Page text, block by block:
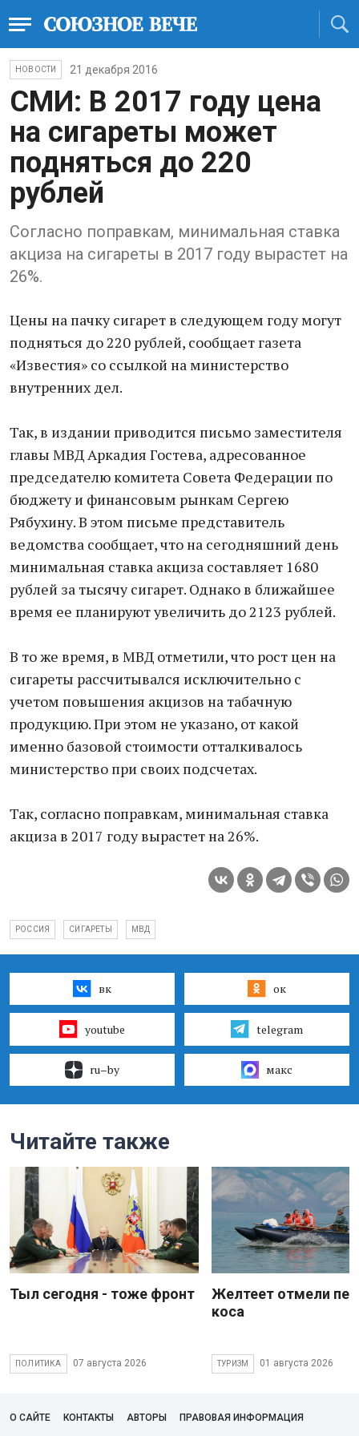
НОВОСТИ 21 декабря 2016
СМИ: В 2017 году цена
на сигареты может
подняться до 220
рублей
Согласно поправкам, минимальная ставка
акциза на сигареты в 2017 году вырастет на
26%.
Цены на пачку сигарет в следующем году могут
подняться до 220 рублей, сообщает газета
«Известия» со ссылкой на министерство
внутренних дел.
Так, в издании приводится письмо заместителя
главы МВД Аркадия Гостева, адресованное
председателю комитета Совета Федерации по
бюджету и финансовым рынкам Сергею
Рябухину. В этом письме представитель
ведомства сообщает, что на сегодняшний день
минимальная ставка акциза составляет 1680
рублей за тысячу сигарет. Однако в ближайшее
время ее планируют увеличить до 2123 рублей.
В то же время, в МВД отметили, что рост цен на
сигареты рассчитывался исключительно с
учетом повышения акцизов на табачную
продукцию. При этом не указано, от какой
именно базовой стоимости отталкивалось
министерство при своих подсчетах.
Так, согласно поправкам, минимальная ставка
акциза в 2017 году вырастет на 26%.
РОССИЯ СИГАРЕТЫ МВД
вк ок
youtube telegram
ru–by макс
Читайте также
Тыл сегодня - тоже фронт
ПОЛИТИКА 07 августа 2026
Желтеет отмели
коса
ТУРИЗМ 01 августа 2026
О САЙТЕ КОНТАКТЫ АВТОРЫ ПРАВОВАЯ ИНФОРМАЦИЯ